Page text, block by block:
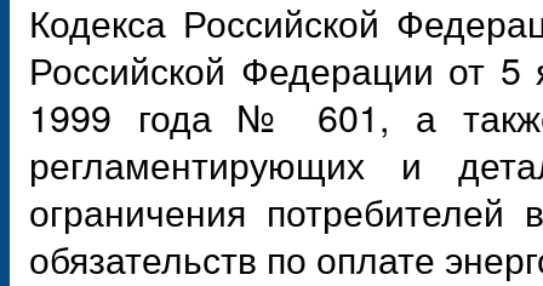
Кодекса Российской
Российской Федерации от
1999 года № 601, а
регламентирующих и
ограничения
обязательств по оплате